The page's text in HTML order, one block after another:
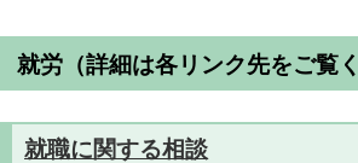
就労 （詳細は各リンク先をご覧
就職に関する相談